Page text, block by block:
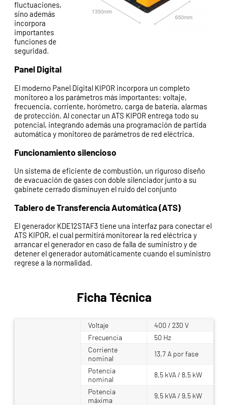
fluctuaciones,
sino además
incorpora
importantes
funciones de
seguridad.
Panel Digital
El moderno Panel Digital KIPOR incorpora un completo
monitoreo a los parámetros más importantes: voltaje,
frecuencia, corriente, horómetro, carga de batería, alarmas
de protección. Al conectar un ATS KIPOR entrega todo su
potencial, integrando además una programación de partida
automática y monitoreo de parámetros de red eléctrica.
Funcionamiento silencioso
Un sistema de eficiente de combustión, un riguroso diseño
de evacuación de gases con doble silenciador junto a su
gabinete cerrado disminuyen el ruido del conjunto
Tablero de Transferencia Automática (ATS)
El generador KDE12STAF3 tiene una interfaz para conectar el
ATS KIPOR, el cual permitirá monitorear la red eléctrica y
arrancar el generador en caso de falla de suministro y de
detener el generador automáticamente cuando el suministro
regrese a la normalidad.
Ficha Técnica
Voltaje
400 / 230 V
Frecuencia
50 Hz
Corriente
nominal
13,7 A por fase
Potencia
nominal
8,5 kVA / 8,5 kW
Potencia
máxima
9,5 kVA / 9,5 kW